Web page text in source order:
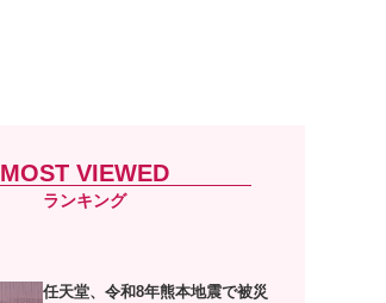
MOST VIEWED
任天堂、令和8年熊本地震で被災